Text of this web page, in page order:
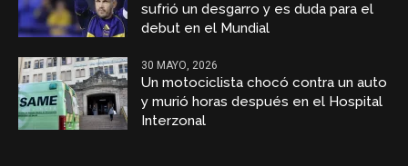
sufrió un desgarro y es duda para el
debut en el Mundial
30 MAYO, 2026
Un motociclista chocó contra un auto
y murió horas después en el Hospital
Interzonal